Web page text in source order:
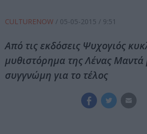
CULTURENOW / 05-05-2015 / 9:51
Από τις εκδόσεις Ψυχογιός
μυθιστόρημα της Λένας Μαντά
συγγνώμη για το τέλος